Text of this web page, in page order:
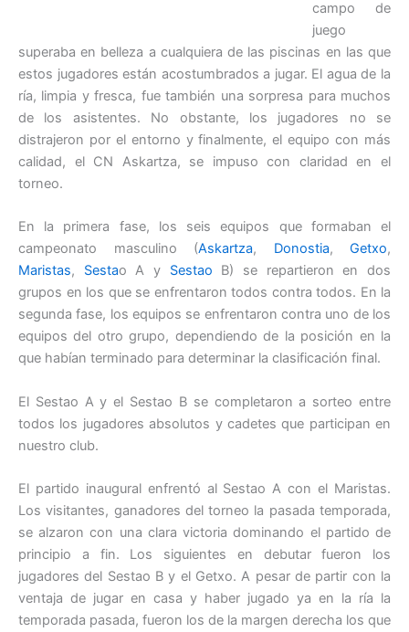
campo de
juego
superaba en belleza a cualquiera de las piscinas en las que
estos jugadores están acostumbrados a jugar. El agua de la
ría, limpia y fresca, fue también una sorpresa para muchos
de los asistentes. No obstante, los jugadores no se
distrajeron por el entorno y finalmente, el equipo con más
calidad, el CN Askartza, se impuso con claridad en el
torneo.
En la primera fase, los seis equipos que formaban el
campeonato masculino (Askartza, Donostia, Getxo,
Maristas, Sestao A y Sestao B) se repartieron en dos
grupos en los que se enfrentaron todos contra todos. En la
segunda fase, los equipos se enfrentaron contra uno de los
equipos del otro grupo, dependiendo de la posición en la
que habían terminado para determinar la clasificación final.
El Sestao A y el Sestao B se completaron a sorteo entre
todos los jugadores absolutos y cadetes que participan en
nuestro club.
El partido inaugural enfrentó al Sestao A con el Maristas.
Los visitantes, ganadores del torneo la pasada temporada,
se alzaron con una clara victoria dominando el partido de
principio a fin. Los siguientes en debutar fueron los
jugadores del Sestao B y el Getxo. A pesar de partir con la
ventaja de jugar en casa y haber jugado ya en la ría la
temporada pasada, fueron los de la margen derecha los que